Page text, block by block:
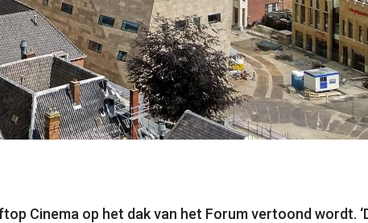
Cinema op het dak van het Forum vertoond wordt.